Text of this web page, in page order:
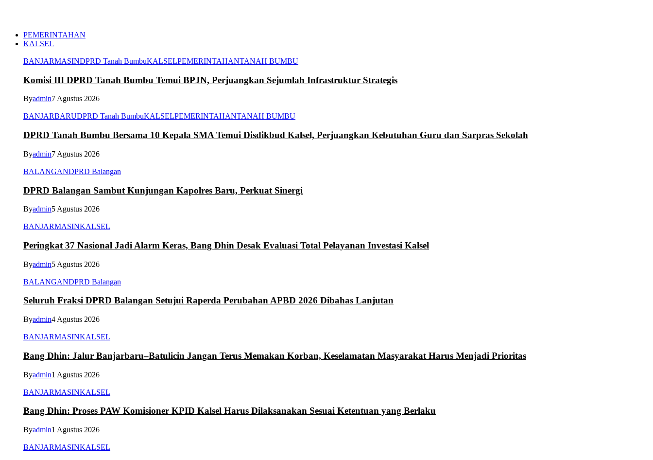
PEMERINTAHAN
KALSEL
BANJARMASINDPRD Tanah BumbuKALSELPEMERINTAHANTANAH BUMBU
Komisi III DPRD Tanah Bumbu Temui BPJN, Perjuangkan Sejumlah Infrastruktur Strategis
Byadmin7 Agustus 2026
BANJARBARUDPRD Tanah BumbuKALSELPEMERINTAHANTANAH BUMBU
DPRD Tanah Bumbu Bersama 10 Kepala SMA Temui Disdikbud Kalsel, Perjuangkan Kebutuhan Guru dan Sarpras Sekolah
Byadmin7 Agustus 2026
BALANGANDPRD Balangan
DPRD Balangan Sambut Kunjungan Kapolres Baru, Perkuat Sinergi
Byadmin5 Agustus 2026
BANJARMASINKALSEL
Peringkat 37 Nasional Jadi Alarm Keras, Bang Dhin Desak Evaluasi Total Pelayanan Investasi Kalsel
Byadmin5 Agustus 2026
BALANGANDPRD Balangan
Seluruh Fraksi DPRD Balangan Setujui Raperda Perubahan APBD 2026 Dibahas Lanjutan
Byadmin4 Agustus 2026
BANJARMASINKALSEL
Bang Dhin: Jalur Banjarbaru–Batulicin Jangan Terus Memakan Korban, Keselamatan Masyarakat Harus Menjadi Prioritas
Byadmin1 Agustus 2026
BANJARMASINKALSEL
Bang Dhin: Proses PAW Komisioner KPID Kalsel Harus Dilaksanakan Sesuai Ketentuan yang Berlaku
Byadmin1 Agustus 2026
BANJARMASINKALSEL